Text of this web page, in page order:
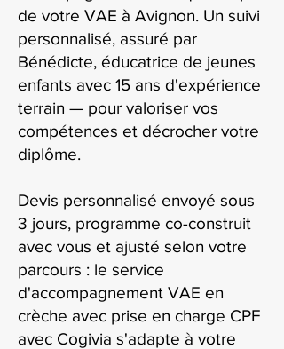
de votre VAE à Avignon. Un suivi
personnalisé, assuré par
Bénédicte, éducatrice de jeunes
enfants avec 15 ans d'expérience
terrain — pour valoriser vos
compétences et décrocher votre
diplôme.
Devis personnalisé envoyé sous
3 jours, programme co-construit
avec vous et ajusté selon votre
parcours : le service
d'accompagnement VAE en
crèche avec prise en charge CPF
avec Cogivia s'adapte à votre